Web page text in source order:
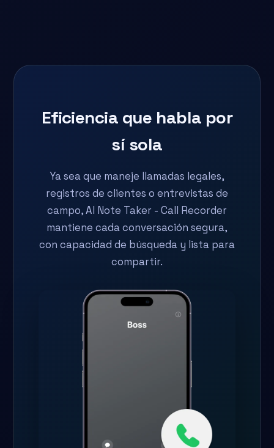
Eficiencia que habla por
sí sola
Ya sea que maneje llamadas legales,
registros de clientes o entrevistas de
campo, AI Note Taker - Call Recorder
mantiene cada conversación segura,
con capacidad de búsqueda y lista para
compartir.